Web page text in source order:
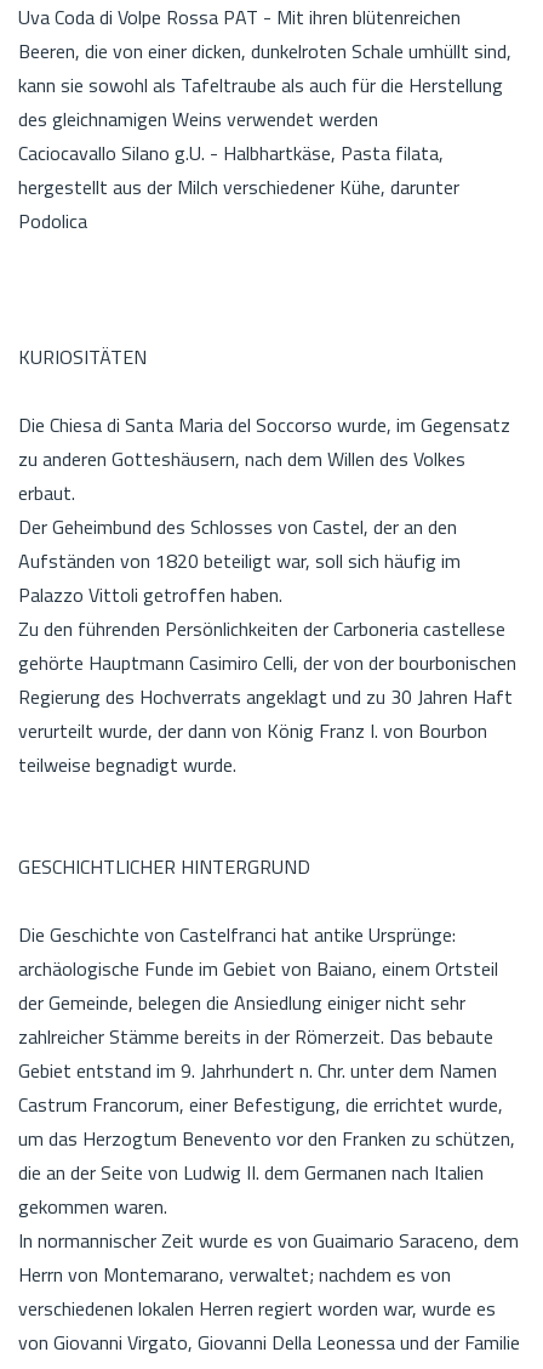
Uva Coda di Volpe Rossa PAT - Mit ihren blütenreichen
Beeren, die von einer dicken, dunkelroten Schale umhüllt sind,
kann sie sowohl als Tafeltraube als auch für die Herstellung
des gleichnamigen Weins verwendet werden
Caciocavallo Silano g.U. - Halbhartkäse, Pasta filata,
hergestellt aus der Milch verschiedener Kühe, darunter
Podolica
KURIOSITÄTEN
Die Chiesa di Santa Maria del Soccorso wurde, im Gegensatz
zu anderen Gotteshäusern, nach dem Willen des Volkes
erbaut.
Der Geheimbund des Schlosses von Castel, der an den
Aufständen von 1820 beteiligt war, soll sich häufig im
Palazzo Vittoli getroffen haben.
Zu den führenden Persönlichkeiten der Carboneria castellese
gehörte Hauptmann Casimiro Celli, der von der bourbonischen
Regierung des Hochverrats angeklagt und zu 30 Jahren Haft
verurteilt wurde, der dann von König Franz I. von Bourbon
teilweise begnadigt wurde.
GESCHICHTLICHER HINTERGRUND
Die Geschichte von Castelfranci hat antike Ursprünge:
archäologische Funde im Gebiet von Baiano, einem Ortsteil
der Gemeinde, belegen die Ansiedlung einiger nicht sehr
zahlreicher Stämme bereits in der Römerzeit. Das bebaute
Gebiet entstand im 9. Jahrhundert n. Chr. unter dem Namen
Castrum Francorum, einer Befestigung, die errichtet wurde,
um das Herzogtum Benevento vor den Franken zu schützen,
die an der Seite von Ludwig II. dem Germanen nach Italien
gekommen waren.
In normannischer Zeit wurde es von Guaimario Saraceno, dem
Herrn von Montemarano, verwaltet; nachdem es von
verschiedenen lokalen Herren regiert worden war, wurde es
von Giovanni Virgato, Giovanni Della Leonessa und der Familie